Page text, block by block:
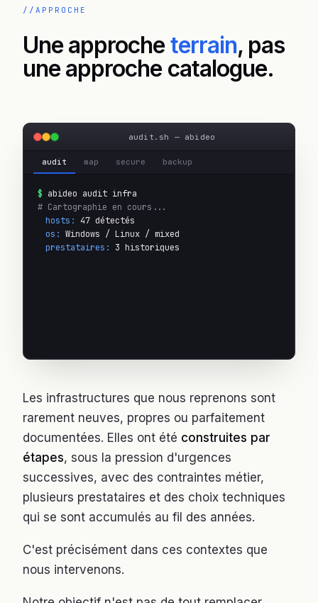
APPROCHE
Une approcheterrain, pas
une approche catalogue.
audit.sh — abideo
audit map secure backup
abideo audit infra
# Cartographie en cours...
hosts: 47 détectés
os: Windows / Linux / mixed
prestataires: 3 historiques
Les infrastructures que nous reprenons sont
rarement neuves, propres ou parfaitement
documentées. Elles ont été construites par
étapes, sous la pression d'urgences
successives, avec des contraintes métier,
plusieurs prestataires et des choix techniques
qui se sont accumulés au fil des années.
C'est précisément dans ces contextes que
nous intervenons.